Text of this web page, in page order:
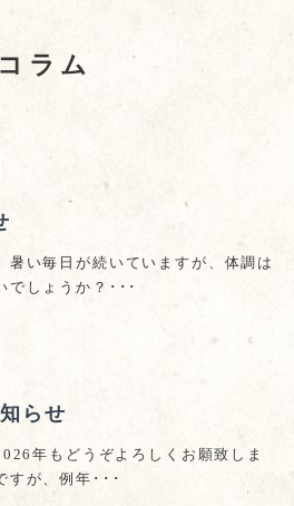
コラム
い毎日が続いていますが、体調は
でしょうか？･･･
らせ
年もどうぞよろしくお願致しま
すが、例年･･･